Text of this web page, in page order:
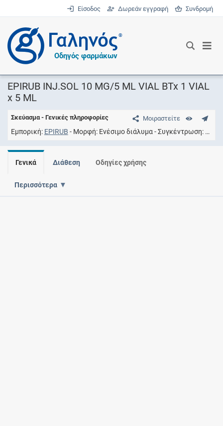
Είσοδος Δωρεάν εγγραφή Συνδρομή
®
Οδηγός φαρμάκων
EPIRUΒ INJ.SOL 10 MG/5 ML VIAL BTx 1 VIAL
x 5 ML
Μοιραστείτε
Σκεύασμα - Γενικές πληροφορίες
Εμπορική EPIRUB Μορφή Ενέσιμο διάλυμα Συγκέντρωση
Γενικά Διάθεση Οδηγίες χρήσης
Περισσότερα